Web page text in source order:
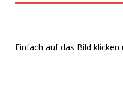
Einfach auf das Bild klicken